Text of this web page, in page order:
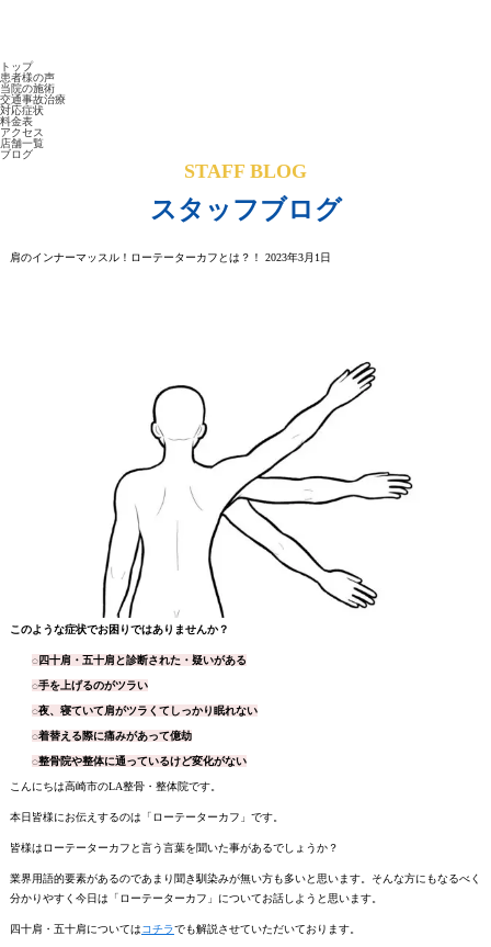
トップ
患者様の声
当院の施術
交通事故治療
対応症状
料金表
アクセス
店舗一覧
ブログ
STAFF BLOG
スタッフブログ
肩のインナーマッスル！ローテーターカフとは？！ 2023年3月1日
このような症状でお困りではありませんか？
◌四十肩・五十肩と診断された・疑いがある
◌手を上げるのがツラい
◌夜、寝ていて肩がツラくてしっかり眠れない
◌着替える際に痛みがあって億劫
◌整骨院や整体に通っているけど変化がない
こんにちは高崎市のLA整骨・整体院です。
本日皆様にお伝えするのは「ローテーターカフ」です。
皆様はローテーターカフと言う言葉を聞いた事があるでしょうか？
業界用語的要素があるのであまり聞き馴染みが無い方も多いと思います。そんな方にもなるべく
分かりやすく今日は「ローテーターカフ」についてお話しようと思います。
四十肩・五十肩についてはコチラでも解説させていただいております。